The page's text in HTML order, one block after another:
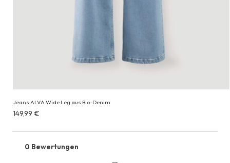
Jeans ALVA Wide Leg aus Bio-Denim
Erhältlich
149,99 €
149,99 €
0 Bewertungen